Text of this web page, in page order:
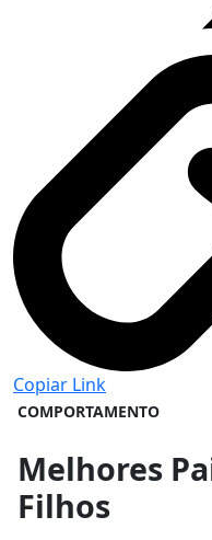
Copiar Link
COMPORTAMENTO
Melhores
Filhos